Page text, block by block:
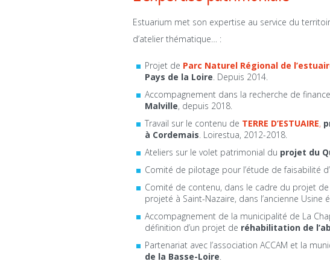
Estuarium met son expertise au service du
d’atelier thématique… :
Projet de Parc Naturel Régional de
Pays de la Loire. Depuis 2014.
Accompagnement dans la recherche de
Malville, depuis 2018.
Travail sur le contenu de TERRE D’ESTUAIRE,
à Cordemais. Loirestua, 2012-2018.
Ateliers sur le volet patrimonial du projet du
Comité de pilotage pour l’étude de faisabilité
Comité de contenu, dans le cadre du projet de
projeté à Saint-Nazaire, dans l’ancienne Usine
Accompagnement de la municipalité de La
définition d’un projet de réhabilitation de
Partenariat avec l’association ACCAM et la
de la Basse-Loire.